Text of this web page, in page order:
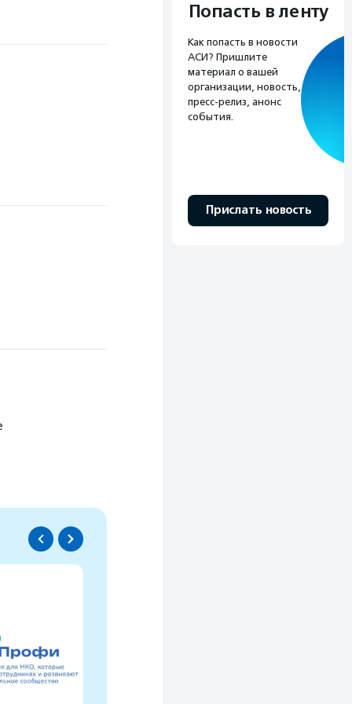
Попасть в ленту
Как попасть в новости
АСИ? Пришлите
материал о вашей
организации, новость,
пресс-релиз, анонс
события.
Прислать новость